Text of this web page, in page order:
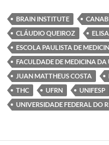
BRAIN INSTITUTE
CLÁUDIO QUEIROZ
ESCOLA PAULISTA DE
FACULDADE DE MEDICINA DA
JUAN MATTHEUS COSTA
THC
UFRN
UNIFESP
UNIVERSIDADE FEDERAL DO